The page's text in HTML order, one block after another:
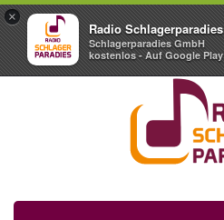
×
Radio Schlagerparadies
Schlagerparadies GmbH
kostenlos - Auf Google Play